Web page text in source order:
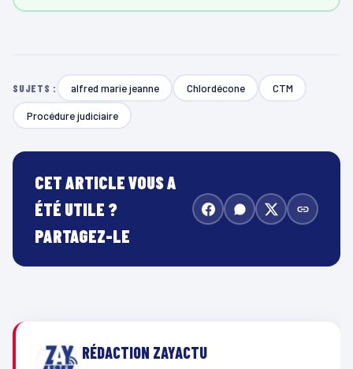
SUJETS : alfred marie jeanne Chlordécone CTM
Procédure judiciaire
CET ARTICLE VOUS A
ÉTÉ UTILE ?
PARTAGEZ-LE
RÉDACTION ZAYACTU